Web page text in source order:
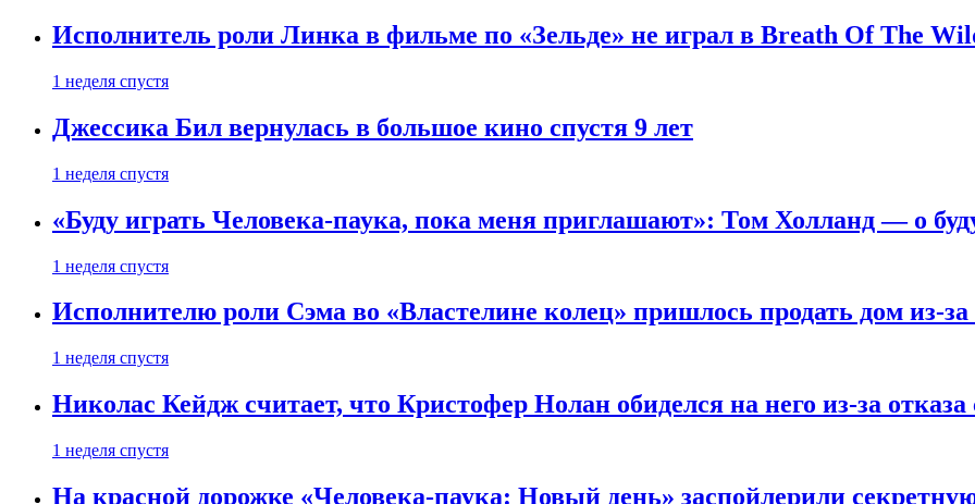
Исполнитель роли Линка в фильме по «Зельде» не играл в Breath Of The
1 неделя спустя
Джессика Бил вернулась в большое кино спустя 9 лет
1 неделя спустя
«Буду играть Человека-паука, пока меня приглашают»: Том Холланд — о
1 неделя спустя
Исполнителю роли Сэма во «Властелине колец» пришлось продать дом из-за
1 неделя спустя
Николас Кейдж считает, что Кристофер Нолан обиделся на него из-за
1 неделя спустя
На красной дорожке «Человека-паука: Новый день» заспойлерили